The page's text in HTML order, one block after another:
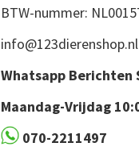
BTW-nummer:
info@123dierenshop.nl
Whatsapp Berichten
Maandag-Vrijdag
070-2211497